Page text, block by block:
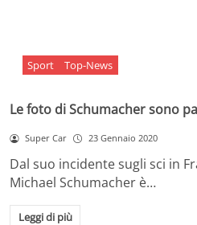
Sport Top-News
Le foto di Schumacher sono
Super Car 23 Gennaio 2020
Dal suo incidente sugli sci in
Michael Schumacher è…
Leggi di più